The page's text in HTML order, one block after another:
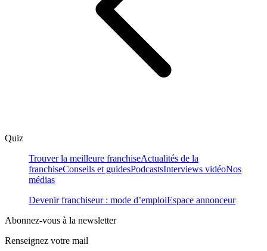
Quiz
Trouver la meilleure franchiseActualités de la
franchiseConseils et guidesPodcastsInterviews vidéoNos
médias
Devenir franchiseur : mode d’emploiEspace annonceur
Abonnez-vous à la newsletter
Renseignez votre mail